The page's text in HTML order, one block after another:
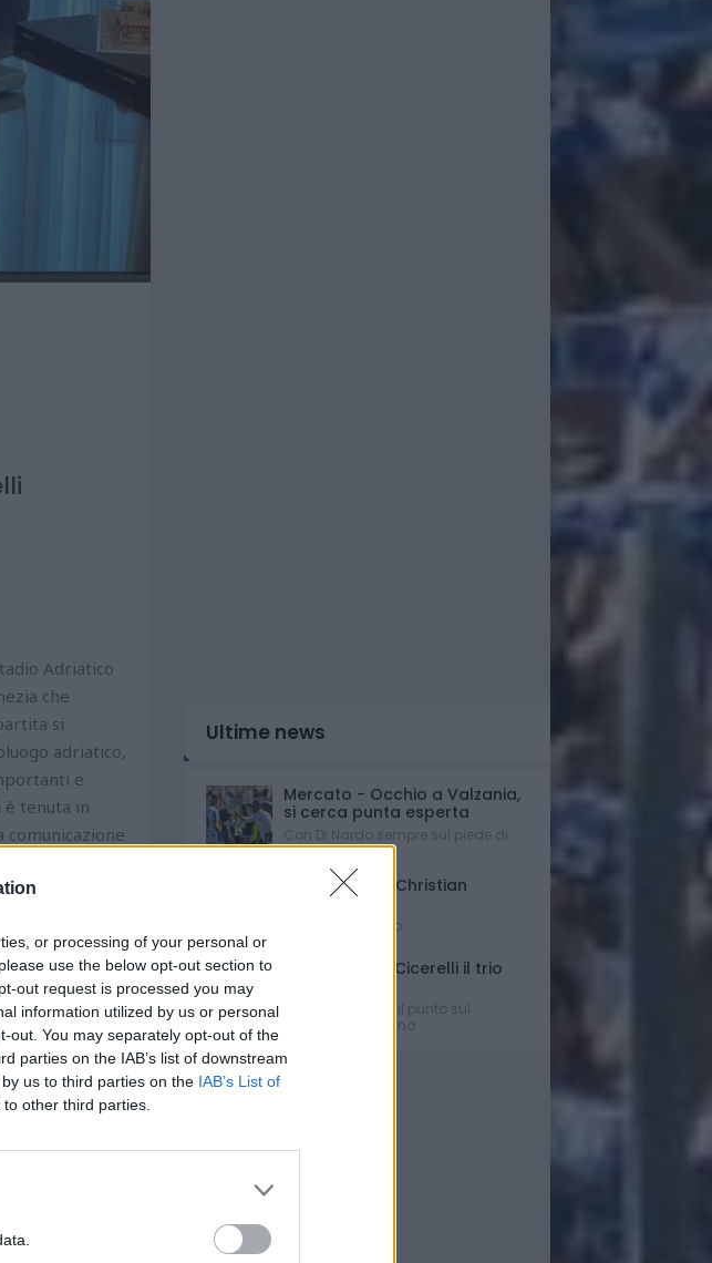
or processing of your personal or
use the below opt-out section to
out request is processed you may
information utilized by us or personal
out. You may separately opt-out of the
parties on the IAB’s list of downstream
us to third parties on the IAB’s List of
other third parties.
Adriatico
che
si
adriatico,
e
è tenuta in
della Tribuna
Ultime news
Mercato - Occhio a Valzania,
si cerca punta esperta
Con Di Nardo sempre sul piede di
partenza...
Triennale per Christian
D'Errico
Contratto firmato
Russo-Parigi-Cicerelli il trio
Ipotesi e rumors: il punto sul
mercato del Delfino